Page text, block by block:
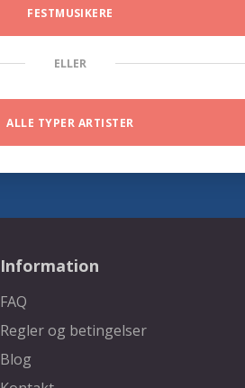
FESTMUSIKERE
ELLER
ALLE TYPER ARTISTER
Information
FAQ
Regler og betingelser
Blog